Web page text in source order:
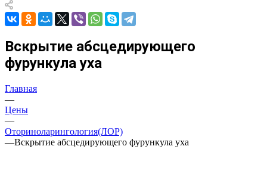
Вскрытие абсцедирующего
фурункула уха
Главная
—
Цены
—
Оториноларингология(ЛОР)
—Вскрытие абсцедирующего фурункула уха